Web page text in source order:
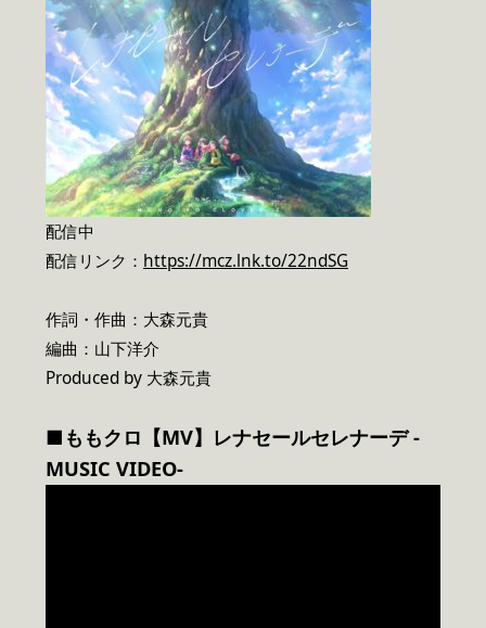
配信中
配信リンク： https://mcz.lnk.to/22ndSG
作詞・作曲：大森元貴
編曲：山下洋介
Produced by 大森元貴
■ももクロ【MV】レナセールセレナーデ -
MUSIC VIDEO-